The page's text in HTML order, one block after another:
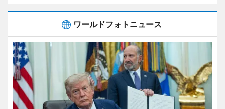
ワールドフォトニュース